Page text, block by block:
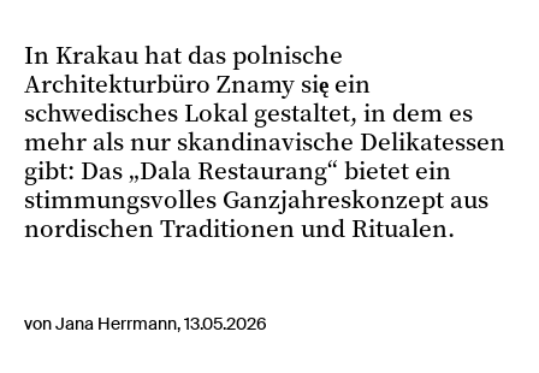
In Krakau hat das polnische
Architekturbüro Znamy się ein
schwedisches Lokal gestaltet, in dem es
mehr als nur skandinavische Delikatessen
gibt: Das „Dala Restaurang“ bietet ein
stimmungsvolles Ganzjahreskonzept aus
nordischen Traditionen und Ritualen.
von Jana Herrmann, 13.05.2026